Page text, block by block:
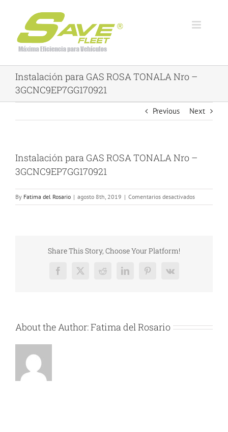
content
Instalación para GAS ROSA TONALA Nro –
3GCNC9EP7GG170921
Previous Next
View
Larger
Instalación para GAS ROSA TONALA Nro –
3GCNC9EP7GG170921
By Fatima del Rosario | agosto 8th, 2019 | Comentarios desactivadosen
Instalación
Share This Story, Choose Your Platform!
Facebook
X RedditLinkedInPinterest
Vk
About the Author:Fatima del Rosario